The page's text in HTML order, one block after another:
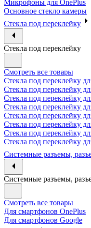
Микрофоны для OnePlus
Основное стекло камеры
Стекла под переклейку
Стекла под переклейку
Смотреть все товары
Стекла под переклейку
Стекла под переклейку
Стекла под переклейку
Стекла под переклейку
Стекла под переклейку
Стекла под переклейку
Стекла под переклейку
Стекла под переклейку
Системные разъемы,
Системные разъемы,
Смотреть все товары
Для смартфонов OnePlus
Для смартфонов Google